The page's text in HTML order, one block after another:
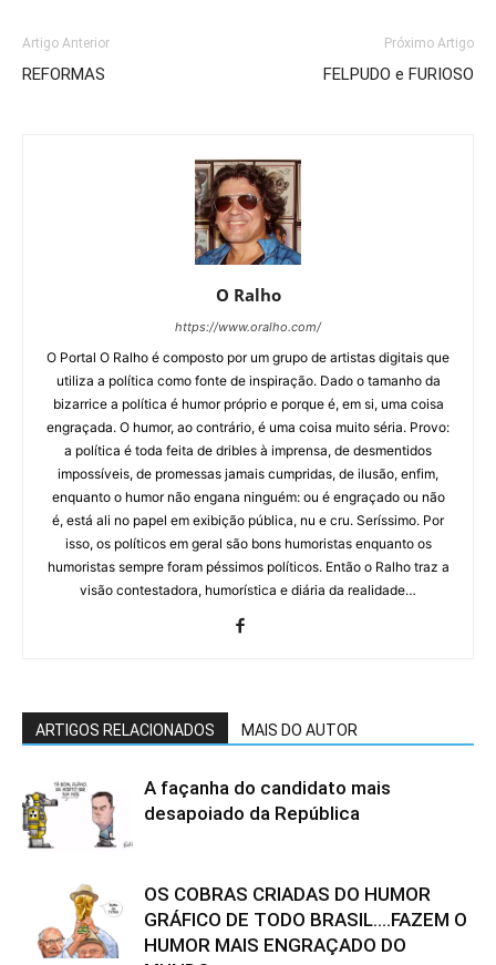
Artigo Anterior
REFORMAS
Próximo Artigo
FELPUDO e FURIOSO
O Ralho
https://www.oralho.com/
O Portal O Ralho é composto por um grupo de artistas digitais que
utiliza a política como fonte de inspiração. Dado o tamanho da
bizarrice a política é humor próprio e porque é, em si, uma coisa
engraçada. O humor, ao contrário, é uma coisa muito séria. Provo:
a política é toda feita de dribles à imprensa, de desmentidos
impossíveis, de promessas jamais cumpridas, de ilusão, enfim,
enquanto o humor não engana ninguém: ou é engraçado ou não
é, está ali no papel em exibição pública, nu e cru. Seríssimo. Por
isso, os políticos em geral são bons humoristas enquanto os
humoristas sempre foram péssimos políticos. Então o Ralho traz a
visão contestadora, humorística e diária da realidade…
ARTIGOS RELACIONADOS MAIS DO AUTOR
A façanha do candidato mais
desapoiado da República
OS COBRAS CRIADAS DO HUMOR
GRÁFICO DE TODO BRASIL….FAZEM O
HUMOR MAIS ENGRAÇADO DO